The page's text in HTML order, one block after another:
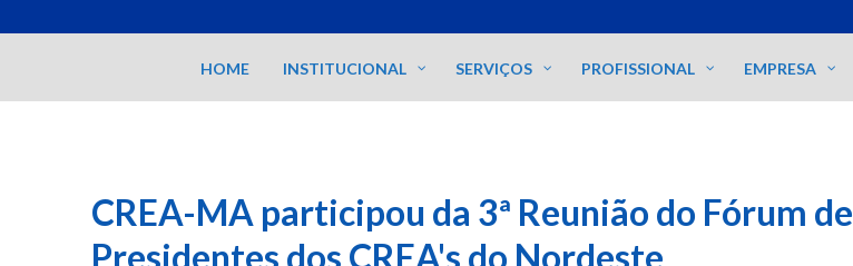
HOME INSTITUCIONAL SERVIÇOS PROFISSIONAL EMPRESA
CREA-MA participou da 3ª Reunião do Fórum de
Presidentes dos CREA's do Nordeste